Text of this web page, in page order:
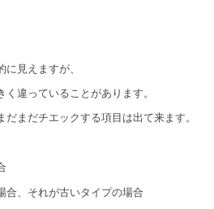
見えますが、
違っていることがあります。
まだチエックする項目は出て来ます。
合、それが古いタイプの場合